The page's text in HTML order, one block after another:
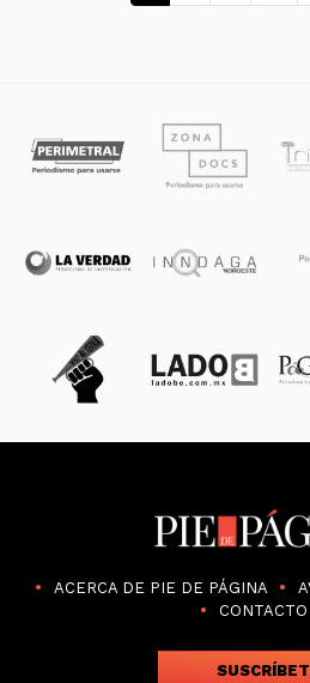
ACERCA DE PIE DE PÁGINA
CONTACTO